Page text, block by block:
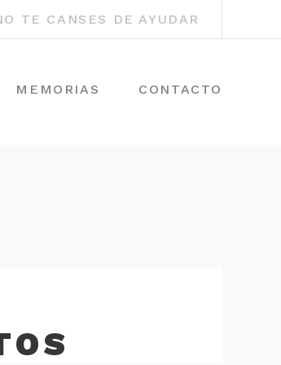
TE CANSES DE AYUDAR
MEMORIAS CONTACTO